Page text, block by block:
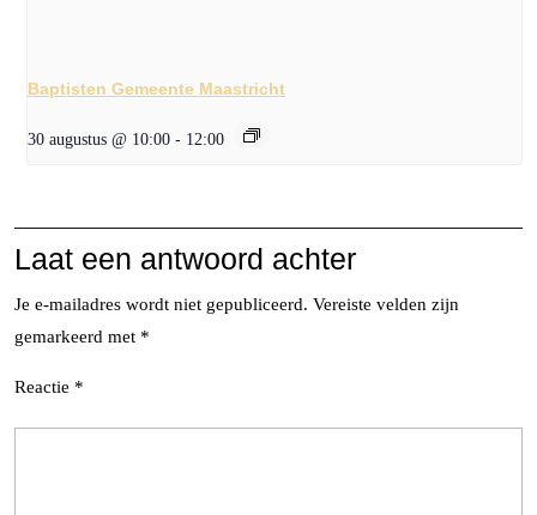
Baptisten Gemeente Maastricht
30 augustus @ 10:00 - 12:00
Laat een antwoord achter
Je e-mailadres wordt niet gepubliceerd. Vereiste velden zijn
gemarkeerd met *
Reactie *